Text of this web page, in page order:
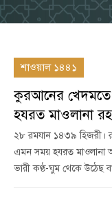
শাওয়াল ১৪৪১
কুরআনের খেদমতে
হযরত মাওলানা
২৮ রমযান ১৪৩৯ হিজরী।
এমন সময় হযরত মাওলানা
ভারী কণ্ঠ-ঘুম থেকে উঠেছ